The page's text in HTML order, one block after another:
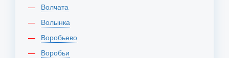
Волчата
Волынка
Воробьево
Воробьи